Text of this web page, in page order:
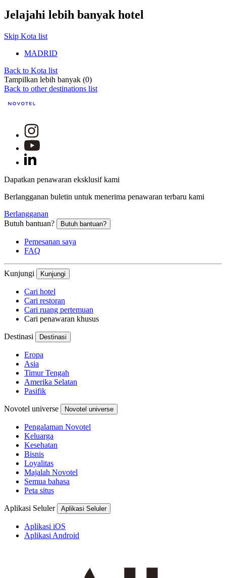
Jelajahi lebih banyak hotel
Skip Kota list
MADRID
Back to Kota list
Tampilkan lebih banyak (0)
Back to other destinations list
Dapatkan penawaran eksklusif kami
Berlangganan buletin untuk menerima penawaran terbaru kami
Berlangganan
Butuh bantuan?
Butuh bantuan?
Pemesanan saya
FAQ
Kunjungi Kunjungi
Cari hotel
Cari restoran
Cari ruang pertemuan
Cari penawaran khusus
Destinasi Destinasi
Eropa
Asia
Timur Tengah
Amerika Selatan
Pasifik
Novotel universe Novotel universe
Pengalaman Novotel
Keluarga
Kesehatan
Bisnis
Loyalitas
Majalah Novotel
Semua bahasa
Peta situs
Aplikasi Seluler Aplikasi Seluler
Aplikasi iOS
Aplikasi Android